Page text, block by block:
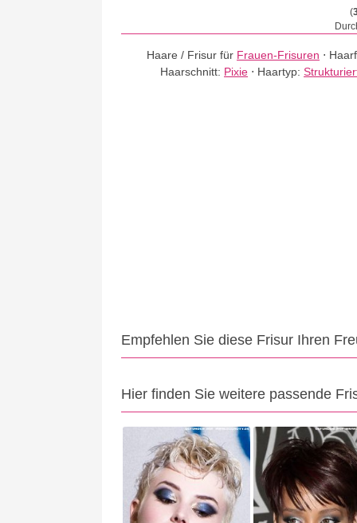
(
Haare / Frisur für Frauen-Frisuren ⋅
Haarschnitt: Pixie ⋅ Haartyp:
Empfehlen Sie diese Frisur Ihren
Hier finden Sie weitere passende